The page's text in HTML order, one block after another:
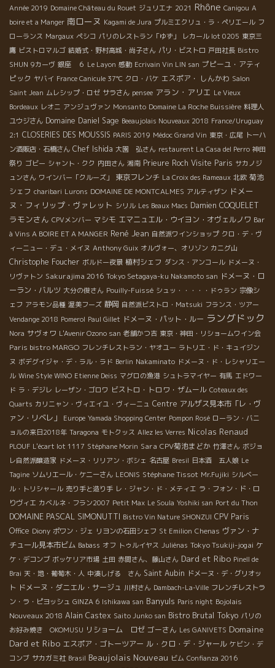
Année 2019 Domaine Château du Rouet ジュリエナ 2021 Rhône Canigou A
boire et a Manger 南ローヌ Kagami de Jura プルミエクリュ・ラ・ペリエール フ
ローランス Margaux ペシコ パリのレストラン「ゆず」 レカール lot 0205 東京三
鷹 ビストロマルゴ 結婚式・野村高城・尚子さん パリ・ビストロ 戸田社長 Bistro
SHUN 9カーヴ 銀座 ６ Le Layon 感動 Ecrivain Vin LIN san プピーユ・アティ
ピック ヤバイ France Canicule 37℃ クロ・バケ エスポア・ しんかわ Salon
Saint Jean ムレシップ・ロゼ サラさん pensee アラン・アリエ Le Vieux
Bordeaux レオニ アンジュヴァン Monsanto Domaine La Roche Buissière 料理人
ユウジさん Domaine Daniel Sage Beeaujolais Nouveaux 2018 France/Uruguay
2:1 CLOSERIES DES MOUSSIS PARIS 2019 Médoc Grand Vin 東京・広尾 トーハ
ン酒販店・石橋さん Chef Ishida 大園 弘さん restaurent La Casa del Perro 神田
祭り ゴビー シャント・クク 内田さん 湘南 Prieure Roch Visite Paris サカノジ
ュンさん ワインバー「クルーズ」 東京フレンチ La Croix des Rameaux 北欧 菊池
シェフ charibari Lurons DOMAINE DE MONTCALMES アルティザン ドメー
ヌ・フィリップ・ヴァレット シリル Les Beaux Macs Damien COQUELET
ラモンさん CPVメンバー マシモ エマニュエル・ウイヨン・オヴェルノワ Bar
à Vins A BOIRE ET A MANGER René Jean 自然派ワインショップ クロ・デ・ヴ
ィーニュー・デュ・メイヌ Anthony Guix オルヴォー、オリゾン カニグ山
Christophe Foucher ボルドー夜景 植村シェフ ダンス・アンコール ドメーヌ・
リヴァトン Sakurajima 2016 Tokyo Setagaya-ku Nakamoto san ドメーヌ・ロ
ーラン・バルツ 大分の俊さん Pouilly-Fuissé シュッ・・・・・ドゥラン 宗像シ
ェフ アラモン品種 渥美フーズ 静岡 自然派ビストロ・Matsuki フランス・ツアー
Vendange 2018 Pomerol Paul Gillet ドメーヌ・パット・ルー ラングドック
Nora サヴォワ L'Avenir Ozono san 老舗かつ吉 東京・神田・リショームワイン会
Paris bistro MARGO フレンチレストラン・ヤオユー ラトリエ・ド・キュイジン
ヌ ボデグイジャ・デ・ラル・ラド Berlin Nakaminato ドメーヌ・ド・レシャリエー
ル Wine Style WINO Etienne Deiss マグロの漁港 シュトラマイヤー 有馬 エドワー
ド ラ・デジレ レーザン・ゴロワ ビストロ・トロワ・ザムール Coteaux des
Quarts カリニャン・ヴィエイユ・ヴィーニュ Centre アルザス見本市「レ・ヴ
ァン・リベレ」
Europe Yamada Shopping Center Pompon Rosé ローラン・バニ
ョルの来日2018年 Taragona モトクッス Allez les Verres Nicolas Renaud
PLOUF L'écart lot 1117 Stéphane Morin Sara CPV菊池まどか 竹澤さん ボジョ
レ自然派醸造家 ドメーヌ・リリアン・ボシェ 名古屋 Bresil 日本酒 五人娘 Le
Tagine ソムリエール・ケニーさん LEONIS Stéphane Tissot Mr.Fujiki シルベー
ル・トリシャール 売り手と造り手 レ・ジャン・ド・メティエ ラ・フォン・ド・ロ
りヴィエ カベルネ・フラン2007 Petit Max Le Soula Yoshiki san Port du Thon
DOMAINE PASCAL SIMONUTTI Bistro Vin Nature SHONZUI CPV Paris
Office Diony ポワン・ジェ リヨンの石田シェフ St Emilion Chenas ヴァン・ナ
チュール見本市ビム Babass オフ トゥルイヤス Juliénas Tokyo Tsukiji-jogai ケ
ケ・デコンブ ボッケリア市場 土田 赤間さん、藤山さん Dard et Ribo Pinell de
Brai 天・地・葡萄木・人 中湊しげる さん Saint Aubin ドメーヌ・デ・グリオッ
ト ドメーヌ・ダニエル・サージュ 川村さん Dambach-La-Ville フレンチレストラ
ン・ラ・ピヨッシュ GINZA 6 Ishikawa san Banyuls Paris night Bojolais
Nouveaux 2018 Alain Castex Saito Junko san Bistro Brutal Tokyo パリの
お好み焼き OKOMUSU リショーム ロゼ ゴーさん Les GANIVETS Domaine
Dard et Ribo エスポア・ゴトーツアー ル・クロ・デ・ジャール ケビン・デ
コンブ サカガミ社 Brasil Beaujolais Nouveau ビム Confianza 2016